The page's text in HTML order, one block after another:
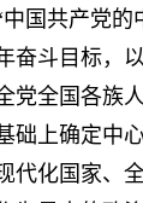
国共产党
奋斗目标，
党全国各族
础上确定中
代化国家、